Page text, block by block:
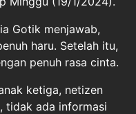
Gotik menjawab,
haru. Setelah itu,
penuh rasa cinta.
ketiga, netizen
tidak ada informasi